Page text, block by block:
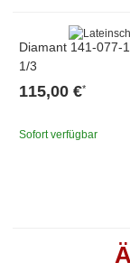
Diamant 141-077-
1/3
115,00 €*
Sofort verfügbar